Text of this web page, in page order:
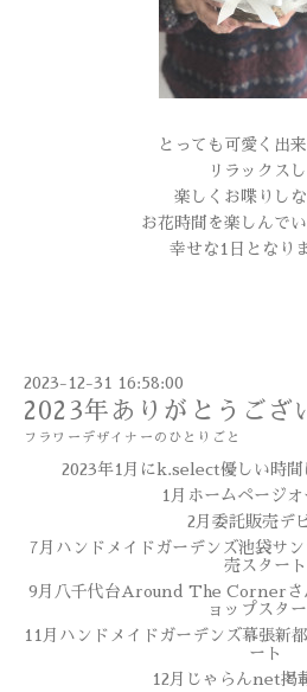
とっても可愛く出来
リラックス
楽しくお喋りし
お花時間を楽しんで
幸せな1日となり
2023-12-31 16:58:00
2023年ありがとうござ
フラワーデザイナーのひとりごと
2023年1月にk.select優しい時間
1月ホームページオ
2月委託販売デ
7月ハンドメイドガーデンズ池袋サ
売スタート
9月八千代台Around The Cornerさ
ョップスター
11月ハンドメイドガーデンズ幕張新
ート
12月じゃらんnet掲